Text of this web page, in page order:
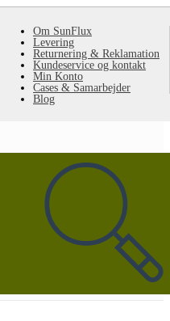
Om SunFlux
Levering
Returnering & Reklamation
Kundeservice og kontakt
Min Konto
Cases & Samarbejder
Blog